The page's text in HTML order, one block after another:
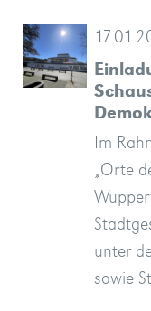
Im
„Orte
unter
sowie